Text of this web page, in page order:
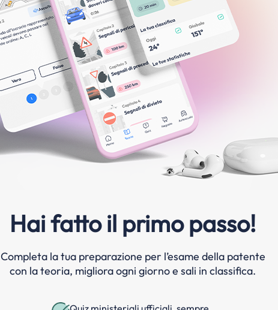
Hai fatto il primo passo!
Completa la tua preparazione per l’esame della patente
con la teoria, migliora ogni giorno e sali in classifica.